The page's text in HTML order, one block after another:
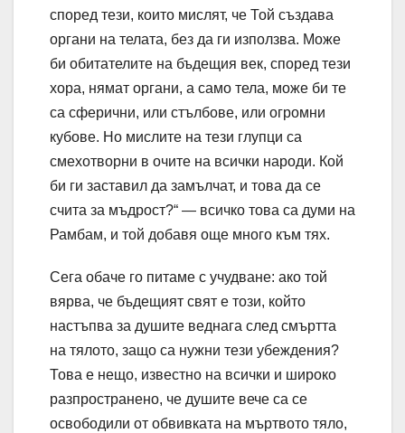
според тези, които мислят, че Той създава
органи на телата, без да ги използва. Може
би обитателите на бъдещия век, според тези
хора, нямат органи, а само тела, може би те
са сферични, или стълбове, или огромни
кубове. Но мислите на тези глупци са
смехотворни в очите на всички народи. Кой
би ги заставил да замълчат, и това да се
счита за мъдрост?“ — всичко това са думи на
Рамбам, и той добавя още много към тях.
Сега обаче го питаме с учудване: ако той
вярва, че бъдещият свят е този, който
настъпва за душите веднага след смъртта
на тялото, защо са нужни тези убеждения?
Това е нещо, известно на всички и широко
разпространено, че душите вече са се
освободили от обвивката на мъртвото тяло,